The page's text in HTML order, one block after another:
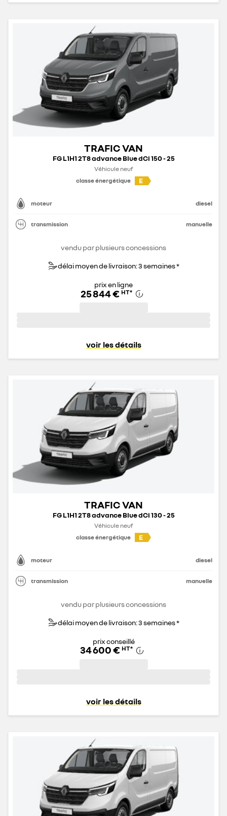
TRAFIC VAN
FG L1H1 2T8 advance Blue dCi 150 - 25
Véhicule neuf
classe énergétique
E
moteur diesel
transmission manuelle
vendu par plusieurs concessions
délai moyen de livraison: 3 semaines *
prix en ligne
25 844 € HT*
voir les détails
TRAFIC VAN
FG L1H1 2T8 advance Blue dCi 130 - 25
Véhicule neuf
classe énergétique
E
moteur diesel
transmission manuelle
vendu par plusieurs concessions
délai moyen de livraison: 3 semaines *
prix conseillé
34 600 € HT*
voir les détails